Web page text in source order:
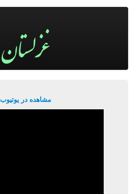
مشاهده در یوتیوب